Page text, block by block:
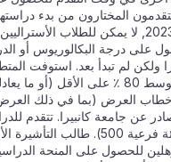
المختارون من بدء دراستهم
الدراسي 1 2023, لا يمكن للطلاب
درجة البكالوريوس أو
لم تبدأ بعد. استوفت المتطلبات
للبرنامج بمتوسط 80 ٪ على الأقل (أو ما
العرض (بما في ذلك العرض
عن جامعة كانبيرا. تتقدم
أسترالية (فئة فرعية 500). طالب
للحصول على المنحة الدراسية ،